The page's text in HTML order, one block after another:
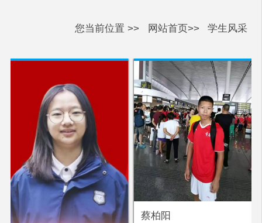
您当前位置 >> 网站首页>> 学生风采
蔡柏阳